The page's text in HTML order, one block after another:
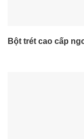
Bột trét cao cấp